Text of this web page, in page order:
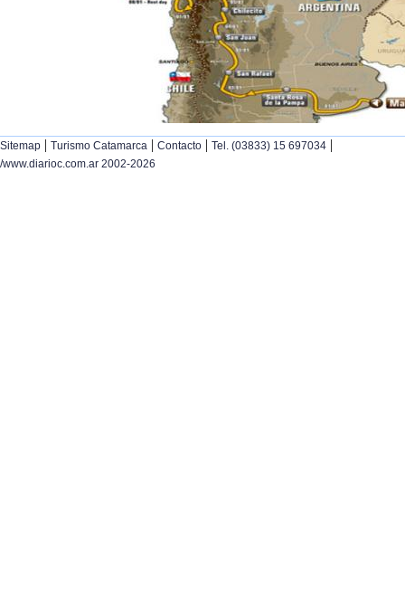
Sitemap | Turismo Catamarca | Contacto | Tel. (03833) 15 697034 |
/www.diarioc.com.ar 2002-2026